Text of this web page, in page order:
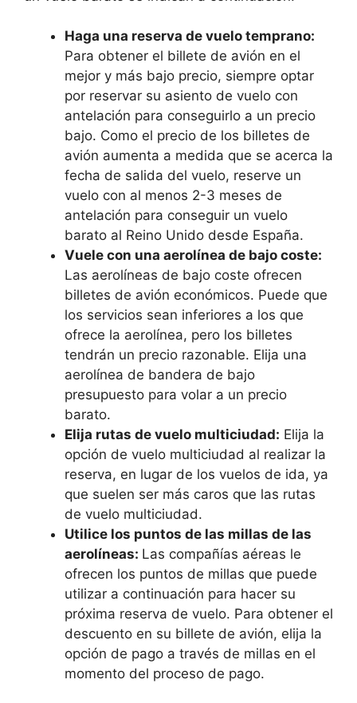
Haga una reserva de vuelo temprano:
Para obtener el billete de avión en el
mejor y más bajo precio, siempre optar
por reservar su asiento de vuelo con
antelación para conseguirlo a un precio
bajo. Como el precio de los billetes de
avión aumenta a medida que se acerca la
fecha de salida del vuelo, reserve un
vuelo con al menos 2-3 meses de
antelación para conseguir un vuelo
barato al Reino Unido desde España.
Vuele con una aerolínea de bajo coste:
Las aerolíneas de bajo coste ofrecen
billetes de avión económicos. Puede que
los servicios sean inferiores a los que
ofrece la aerolínea, pero los billetes
tendrán un precio razonable. Elija una
aerolínea de bandera de bajo
presupuesto para volar a un precio
barato.
Elija rutas de vuelo multiciudad: Elija la
opción de vuelo multiciudad al realizar la
reserva, en lugar de los vuelos de ida, ya
que suelen ser más caros que las rutas
de vuelo multiciudad.
Utilice los puntos de las millas de las
aerolíneas: Las compañías aéreas le
ofrecen los puntos de millas que puede
utilizar a continuación para hacer su
próxima reserva de vuelo. Para obtener el
descuento en su billete de avión, elija la
opción de pago a través de millas en el
momento del proceso de pago.